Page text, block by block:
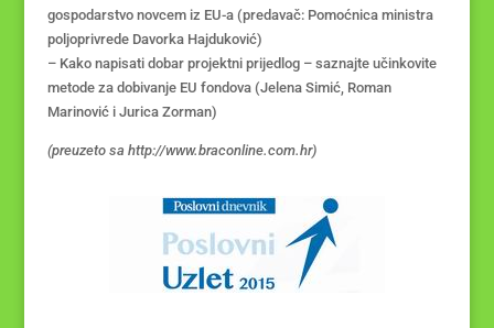
gospodarstvo novcem iz EU-a (predavač: Pomoćnica ministra
poljoprivrede Davorka Hajduković)
– Kako napisati dobar projektni prijedlog – saznajte učinkovite
metode za dobivanje EU fondova (Jelena Simić, Roman
Marinović i Jurica Zorman)
(preuzeto sa http://www.braconline.com.hr)